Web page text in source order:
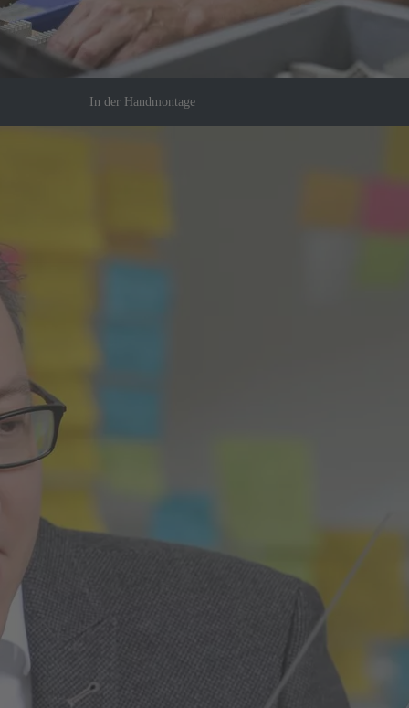
In der Handmontage